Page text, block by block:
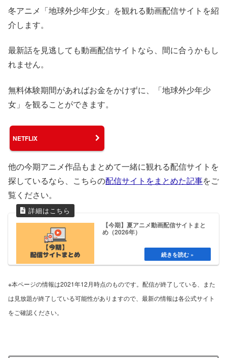
冬アニメ「地球外少年少女」を観れる動画配信サイトを紹
介します。
最新話を見逃しても動画配信サイトなら、間に合うかもし
れません。
無料体験期間があればお金をかけずに、「地球外少年少
女」を観ることができます。
NETFLIX
他の今期アニメ作品もまとめて一緒に観れる配信サイトを
探しているなら、こちらの配信サイトをまとめた記事をご
覧ください。
【今期】夏アニメ動画配信サイトまと
め（2026年）
※本ページの情報は2021年12月時点のものです。配信が終了している、また
は見放題が終了している可能性がありますので、最新の情報は各公式サイト
をご確認ください。